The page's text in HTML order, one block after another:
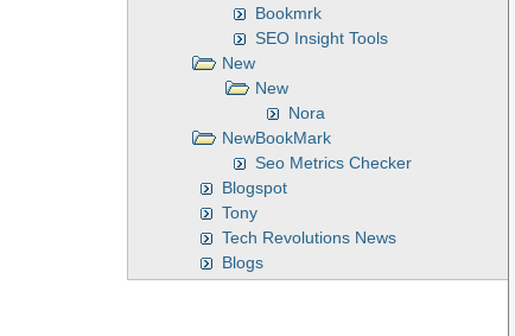
Bookmrk
SEO Insight Tools
New
New
Nora
NewBookMark
Seo Metrics Checker
Blogspot
Tony
Tech Revolutions News
Blogs